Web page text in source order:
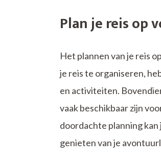
Plan je reis op
Het plannen van je reis
je reis te organiseren,
en activiteiten.
vaak beschikbaar zijn
doordachte planning
genieten van je